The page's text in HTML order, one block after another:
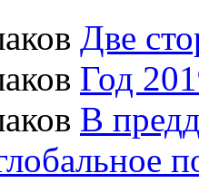
Две
Год
В